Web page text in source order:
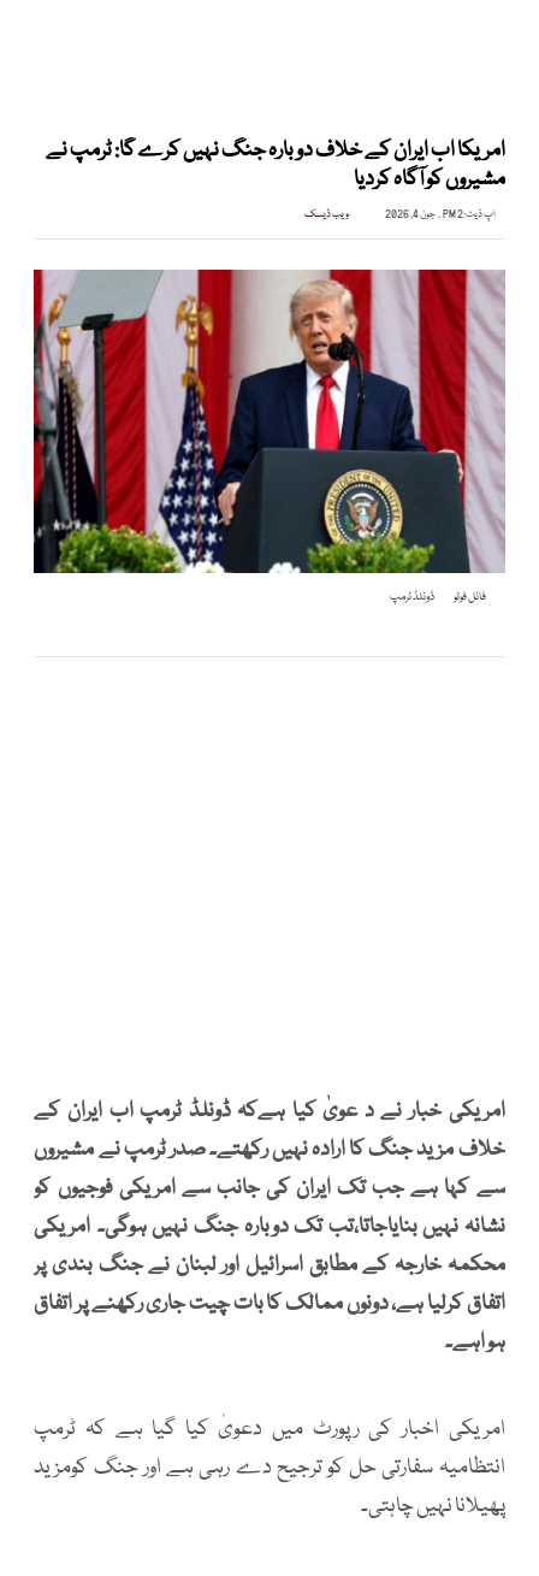
امریکا اب ایران کے خلاف دوبارہ جنگ نہیں کرے گا: ٹرمپ نے
مشیروں کو آگاہ کردیا
اپ ڈیٹ:2 PM , جون 4, 2026 ویب ڈیسک
فائل فوٹو ڈونلڈ ٹرمپ
امریکی خبار نے د عویٰ کیا ہےکہ ڈونلڈ ٹرمپ اب ایران کے
خلاف مزید جنگ کا ارادہ نہیں رکھتے۔ صدر ٹرمپ نے مشیروں
سے کہا ہے جب تک ایران کی جانب سے امریکی فوجیوں کو
نشانہ نہیں بنایاجاتا،تب تک دوبارہ جنگ نہیں ہوگی۔ امریکی
محکمہ خارجہ کے مطابق اسرائیل اور لبنان نے جنگ بندی پر
اتفاق کرلیا ہے، دونوں ممالک کا بات چیت جاری رکھنے پر اتفاق
ہو اہے۔
امریکی اخبار کی رپورٹ میں دعویٰ کیا گیا ہے کہ ٹرمپ
انتظامیہ سفارتی حل کو ترجیح دے رہی ہے اور جنگ کومزید
پھیلانا نہیں چاہتی۔